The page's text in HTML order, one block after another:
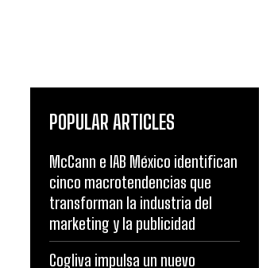
POPULAR ARTICLES
McCann e IAB México identifican
cinco macrotendencias que
transforman la industria del
marketing y la publicidad
Cogliva impulsa un nuevo